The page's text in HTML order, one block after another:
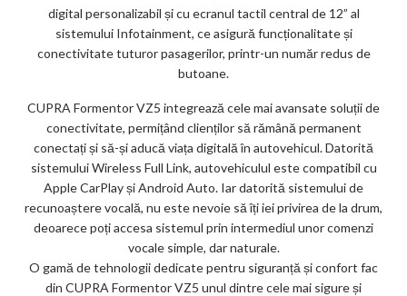
digital personalizabil și cu ecranul tactil central de 12” al
sistemului Infotainment, ce asigură funcționalitate și
conectivitate tuturor pasagerilor, printr-un număr redus de
butoane.
CUPRA Formentor VZ5 integrează cele mai avansate soluții de
conectivitate, permițând clienților să rămână permanent
conectați și să-și aducă viața digitală în autovehicul. Datorită
sistemului Wireless Full Link, autovehiculul este compatibil cu
Apple CarPlay și Android Auto. Iar datorită sistemului de
recunoaștere vocală, nu este nevoie să îți iei privirea de la drum,
deoarece poți accesa sistemul prin intermediul unor comenzi
vocale simple, dar naturale.
O gamă de tehnologii dedicate pentru siguranță și confort fac
din CUPRA Formentor VZ5 unul dintre cele mai sigure și